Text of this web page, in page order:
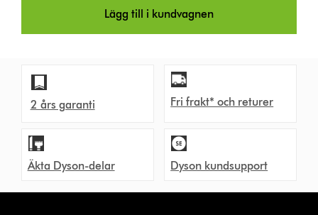
Lägg till i kundvagnen
2 års garanti Fri frakt* och returer
Äkta Dyson-delar Dyson kundsupport